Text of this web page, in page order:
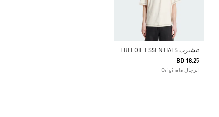
تيشيرت TREFOIL ESSENTIALS
BD 18.25
الرجال Originals